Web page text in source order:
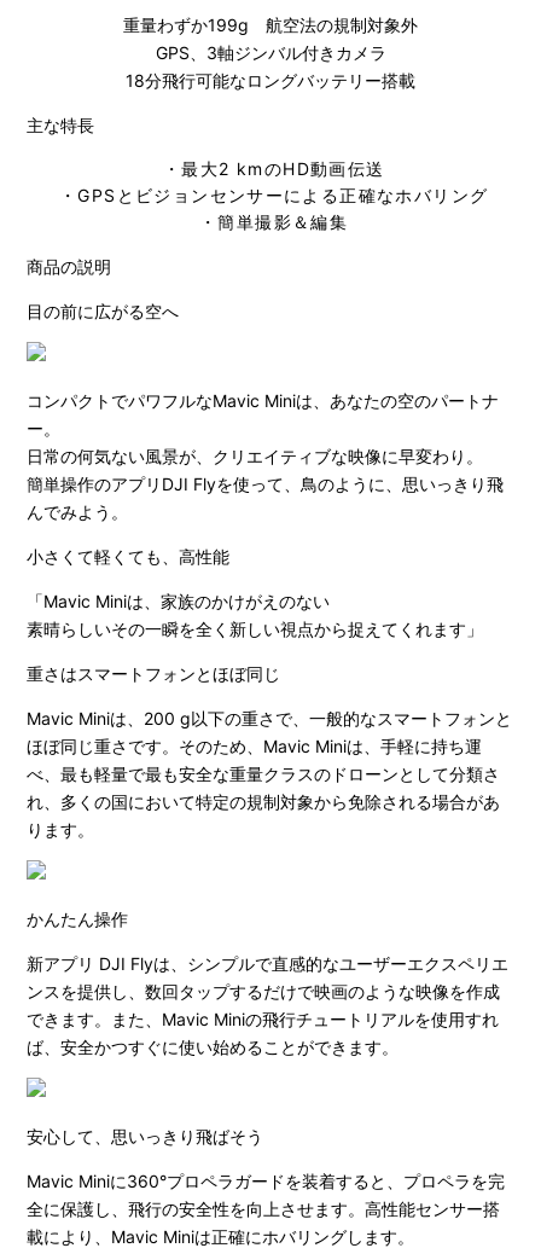
重量わずか199g 航空法の規制対象外
GPS、3軸ジンバル付きカメラ
18分飛行可能なロングバッテリー搭載
主な特長
・最大2 kmのHD動画伝送
・GPSとビジョンセンサーによる正確なホバリング
・簡単撮影＆編集
商品の説明
目の前に広がる空へ
コンパクトでパワフルなMavic Miniは、あなたの空のパートナ
ー。
日常の何気ない風景が、クリエイティブな映像に早変わり。
簡単操作のアプリDJI Flyを使って、鳥のように、思いっきり飛
んでみよう。
小さくて軽くても、高性能
「Mavic Miniは、家族のかけがえのない
素晴らしいその一瞬を全く新しい視点から捉えてくれます」
重さはスマートフォンとほぼ同じ
Mavic Miniは、200 g以下の重さで、一般的なスマートフォンと
ほぼ同じ重さです。そのため、Mavic Miniは、手軽に持ち運
べ、最も軽量で最も安全な重量クラスのドローンとして分類さ
れ、多くの国において特定の規制対象から免除される場合があ
ります。
かんたん操作
新アプリ DJI Flyは、シンプルで直感的なユーザーエクスペリエ
ンスを提供し、数回タップするだけで映画のような映像を作成
できます。また、Mavic Miniの飛行チュートリアルを使用すれ
ば、安全かつすぐに使い始めることができます。
安心して、思いっきり飛ばそう
Mavic Miniに360°プロペラガードを装着すると、プロペラを完
全に保護し、飛行の安全性を向上させます。高性能センサー搭
載により、Mavic Miniは正確にホバリングします。